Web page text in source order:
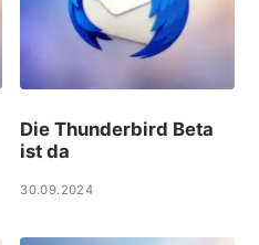
Die Thunderbird Beta
ist da
30.09.2024